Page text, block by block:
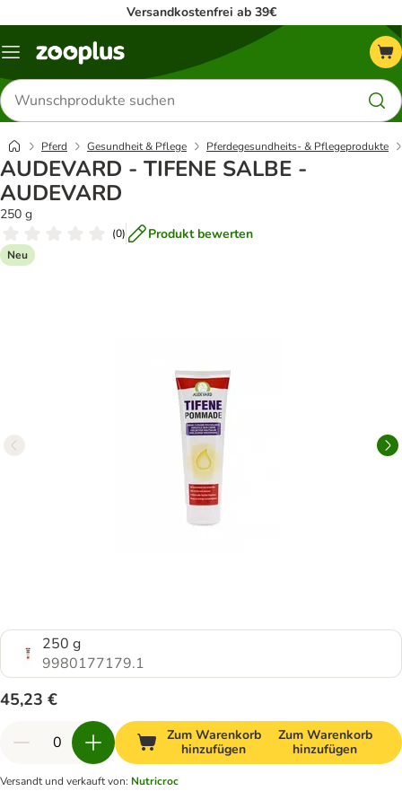
Versandkostenfrei ab 39€
Menü
Produkte
suchen
Pferd Gesundheit & Pflege Pferdegesundheits- & Pflegeprodukte
AUDEVARD - TIFENE SALBE -
AUDEVARD
250 g
(0) Produkt bewerten
Neu
250 g
9980177179.1
45,23 €
Zum Warenkorb
hinzufügen
Zum Warenkorb
hinzufügen
Versandt und verkauft von: Nutricroc